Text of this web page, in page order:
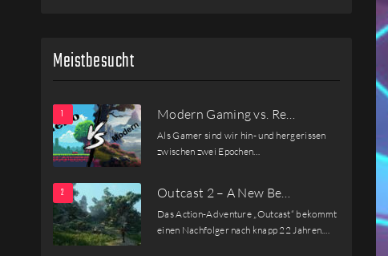
Meistbesucht
Modern Gaming vs. Re…
Als Gamer sind wir hin- und hergerissen
zwischen zwei Epochen…
Outcast 2 – A New Be…
Das Action-Adventure „Outcast“ bekommt
einen Nachfolger nach knapp 22 Jahren.…